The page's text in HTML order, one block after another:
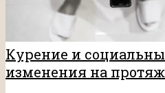
Курение и
изменения на